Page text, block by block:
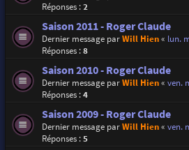
Réponses :2
Saison 2011 - Roger Claude
Dernier message parWill Hien« lun.
Réponses :8
Saison 2010 - Roger Claude
Dernier message parWill Hien« ven.
Réponses :4
Saison 2009 - Roger Claude
Dernier message parWill Hien« ven.
Réponses :5